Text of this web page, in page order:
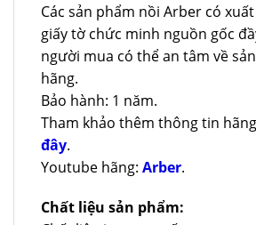
Các sản phẩm nồi Arber có
giấy tờ chức minh nguồn gốc
người mua có thể an tâm về
hãng.
Bảo hành: 1 năm.
Tham khảo thêm thông tin
đây.
Youtube hãng: Arber.
Chất liệu sản phẩm: